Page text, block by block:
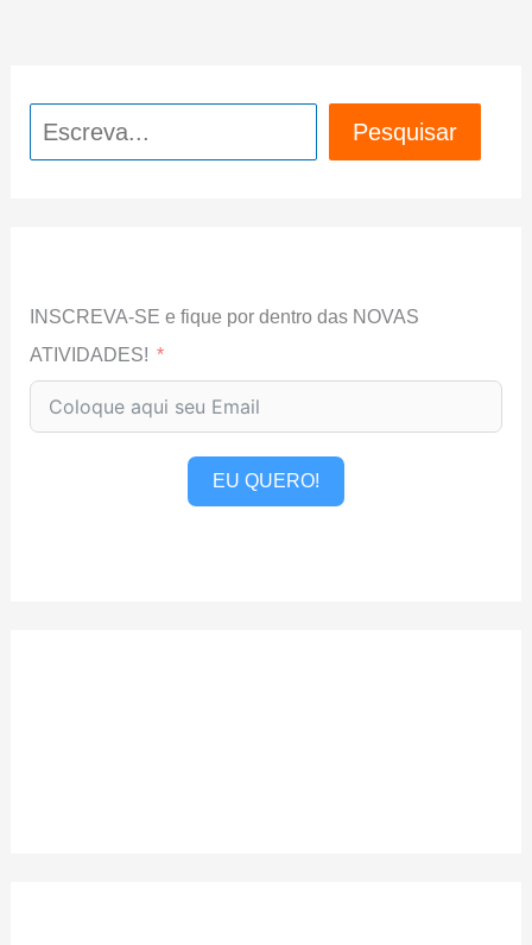
Pesquisar Pesquisar
INSCREVA-SE e fique por dentro das NOVAS
ATIVIDADES!
EU QUERO!